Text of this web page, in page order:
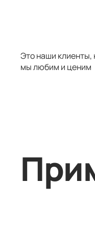
Это наши клиенты,
мы любим и ценим